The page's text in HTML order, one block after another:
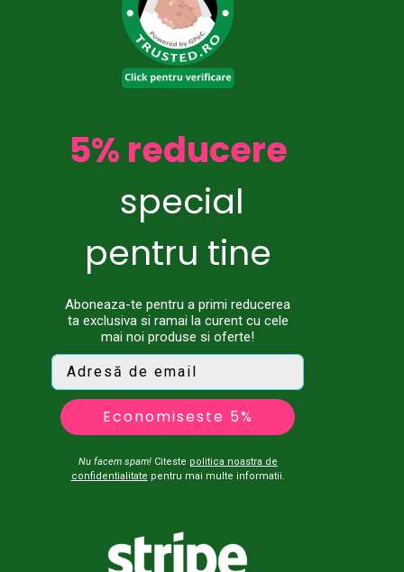
5% reducere
special
pentru tine
Aboneaza-te pentru a primi reducerea
ta exclusiva si ramai la curent cu cele
mai noi produse si oferte!
Economiseste 5%
Nu facem spam!Citeste politica noastra de
confidentialitate pentru mai multe informatii.